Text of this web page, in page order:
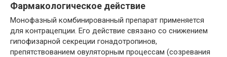
Фармакологическое действие
Монофазный комбинированный препарат применяется
для контрацепции. Его действие связано со снижением
гипофизарной секреции гонадотропинов,
препятствованием овуляторным процессам (созревания